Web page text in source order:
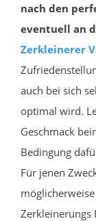
nach den
eventuell an
Zerkleinerer
auch bei sich
optimal wird.
Geschmack
Bedingung
Für jenen
Zerkleinerungs